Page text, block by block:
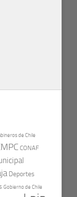
de Chile
CONAF
Deportes
Gobierno de Chile